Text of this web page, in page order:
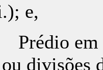
e,
em
divisões